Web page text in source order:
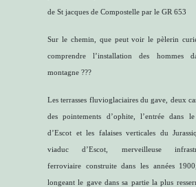
de St jacques de Compostelle par le GR 653
Sur le chemin, que peut voir le pèlerin
comprendre l’installation des hommes
montagne ???
Les terrasses fluvioglaciaires du gave, deux
des pointements d’ophite, l’entrée dans
d’Escot et les falaises verticales du
viaduc d’Escot, merveilleuse
ferroviaire construite dans les années
longeant le gave dans sa partie la plus